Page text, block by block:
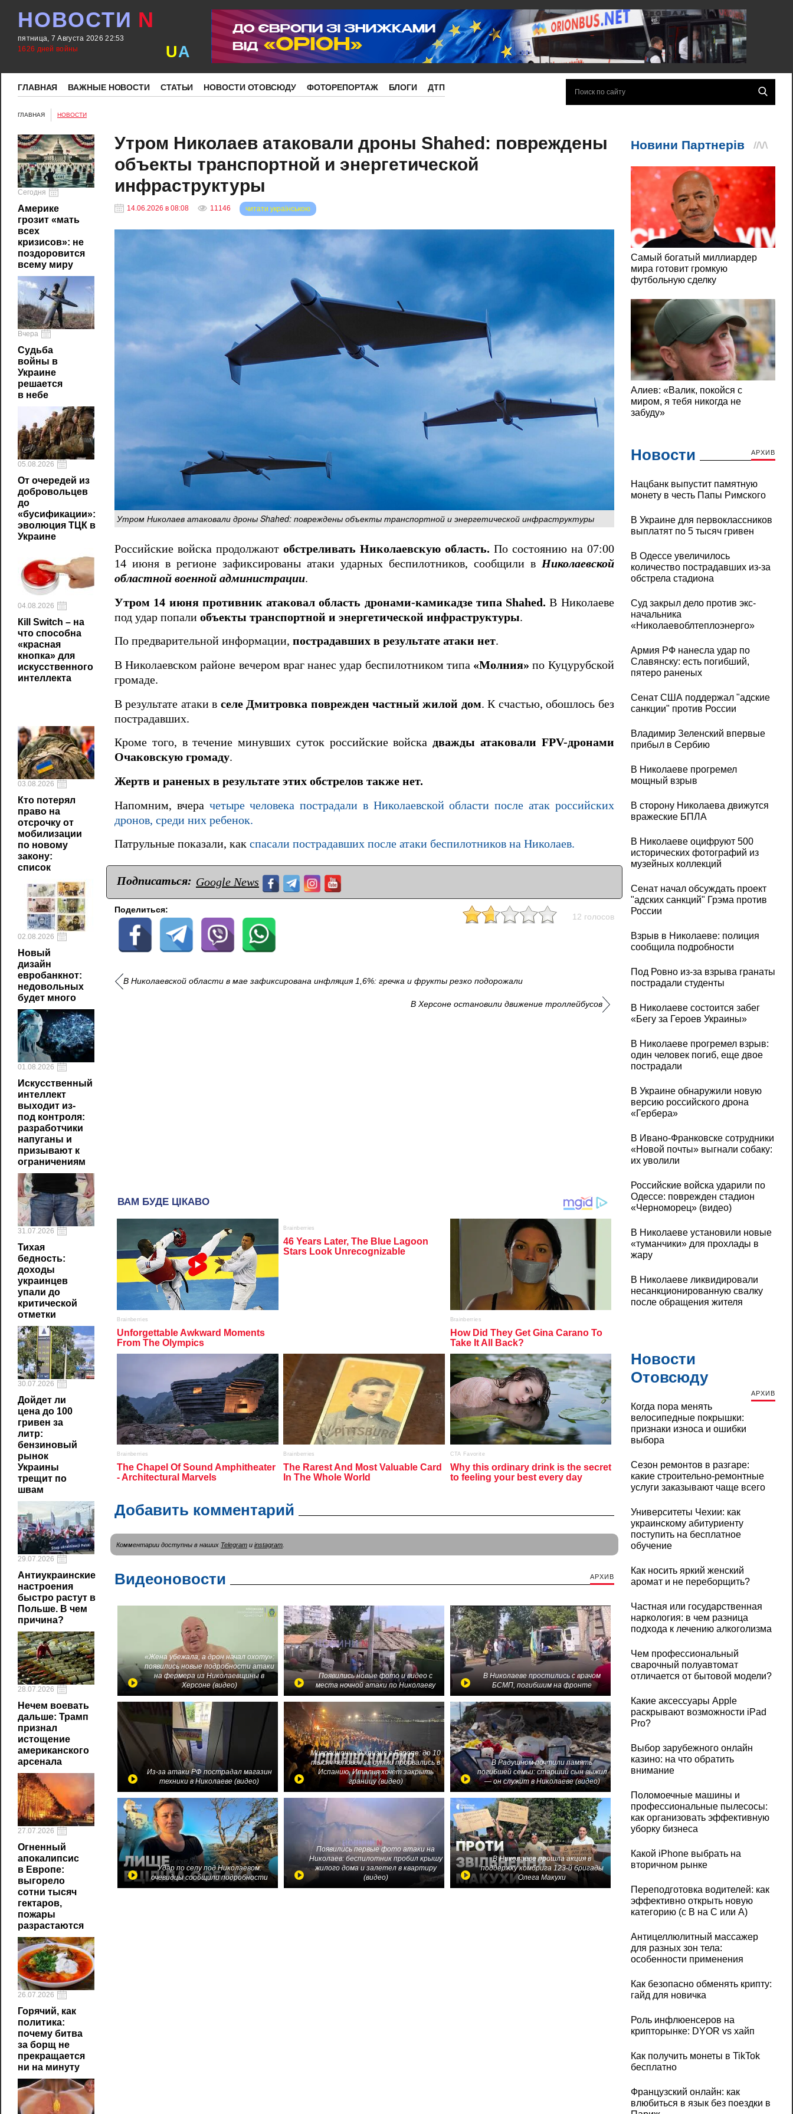
НОВОСТИ N
пятница, 7 Августа 2026 22:53
1626 дней войны
UA
ГЛАВНАЯ ВАЖНЫЕ НОВОСТИ СТАТЬИ НОВОСТИ ОТОВСЮДУ ФОТОРЕПОРТАЖ БЛОГИ ДТП
ГЛАВНАЯ НОВОСТИ
Сегодня
Америке
грозит «мать
всех
кризисов»: не
поздоровится
всему миру
Вчера
Судьба
войны в
Украине
решается
в небе
05.08.2026
От очередей из
добровольцев
до
«бусификации»:
эволюция ТЦК в
Украине
04.08.2026
Кill Switch – на
что способна
«красная
кнопка» для
искусственного
интеллекта
03.08.2026
Кто потерял
право на
отсрочку от
мобилизации
по новому
закону:
список
02.08.2026
Новый
дизайн
евробанкнот:
недовольных
будет много
01.08.2026
Искусственный
интеллект
выходит из-
под контроля:
разработчики
напуганы и
призывают к
ограничениям
31.07.2026
Тихая
бедность:
доходы
украинцев
упали до
критической
отметки
30.07.2026
Дойдет ли
цена до 100
гривен за
литр:
бензиновый
рынок
Украины
трещит по
швам
29.07.2026
Антиукраинские
настроения
быстро растут в
Польше. В чем
причина?
28.07.2026
Нечем воевать
дальше: Трамп
признал
истощение
американского
арсенала
27.07.2026
Огненный
апокалипсис
в Европе:
выгорело
сотни тысяч
гектаров,
пожары
разрастаются
26.07.2026
Горячий, как
политика:
почему битва
за борщ не
прекращается
ни на минуту
Утром Николаев атаковали дроны Shahed: повреждены
объекты транспортной и энергетической
инфраструктуры
14.06.2026 в 08:08 11146 читати українською
Утром Николаев атаковали дроны Shahed: повреждены объекты транспортной и энергетической инфраструктуры
Российские войска продолжают обстреливать Николаевскую область. По состоянию на 07:00
14 июня в регионе зафиксированы атаки ударных беспилотников, сообщили в Николаевской
областной военной администрации.
Утром 14 июня противник атаковал область дронами-камикадзе типа Shahed. В Николаеве
под удар попали объекты транспортной и энергетической инфраструктуры.
По предварительной информации, пострадавших в результате атаки нет.
В Николаевском районе вечером враг нанес удар беспилотником типа «Молния» по Куцурубской
громаде.
В результате атаки в селе Дмитровка поврежден частный жилой дом. К счастью, обошлось без
пострадавших.
Кроме того, в течение минувших суток российские войскадважды атаковали FPV-дронами
Очаковскую громаду.
Жертв и раненых в результате этих обстрелов также нет.
Напомним, вчера четыре человека пострадали в Николаевской области после атак российских
дронов, среди них ребенок.
Патрульные показали, как спасали пострадавших после атаки беспилотников на Николаев.
Подписаться: Google News
Поделиться:
12 голосов
В Николаевской области в мае зафиксирована инфляция 1,6%: гречка и фрукты резко подорожали
В Херсоне остановили движение троллейбусов
Добавить комментарий
Комментарии доступны в наших Telegram и instagram
Видеоновости АРХИВ
«Жена убежала, а дрон начал охоту»:
появились новые подробности атаки
на фермера из Николаевщины в
Херсоне (видео)
Появились новые фото и видео с
места ночной атаки по Николаеву
В Николаеве простились с врачом
БСМП, погибшим на фронте
Из-за атаки РФ пострадал магазин
техники в Николаеве (видео)
Миграционный кризис в Европе: до 10
тысяч человек за сутки прорвались в
Испанию, Италия хочет закрыть
границу (видео)
В Радушном почтили память
погибшей семьи: старший сын выжил
— он служит в Николаеве (видео)
Удар по селу под Николаевом:
очевидцы сообщили подробности
Появились первые фото атаки на
Николаев: беспилотник пробил крышу
жилого дома и залетел в квартиру
(видео)
В Николаеве прошла акция в
поддержку комбрига 123-й бригады
Олега Макухи
Новости АРХИВ
Нацбанк выпустит памятную
монету в честь Папы Римского
В Украине для первоклассников
выплатят по 5 тысяч гривен
В Одессе увеличилось
количество пострадавших из-за
обстрела стадиона
Суд закрыл дело против экс-
начальника
«Николаевоблтеплоэнерго»
Армия РФ нанесла удар по
Славянску: есть погибший,
пятеро раненых
Сенат США поддержал "адские
санкции" против России
Владимир Зеленский впервые
прибыл в Сербию
В Николаеве прогремел
мощный взрыв
В сторону Николаева движутся
вражеские БПЛА
В Николаеве оцифруют 500
исторических фотографий из
музейных коллекций
Сенат начал обсуждать проект
"адских санкций" Грэма против
России
Взрыв в Николаеве: полиция
сообщила подробности
Под Ровно из-за взрыва гранаты
пострадали студенты
В Николаеве состоится забег
«Бегу за Героев Украины»
В Николаеве прогремел взрыв:
один человек погиб, еще двое
пострадали
В Украине обнаружили новую
версию российского дрона
«Гербера»
В Ивано-Франковске сотрудники
«Новой почты» выгнали собаку:
их уволили
Российские войска ударили по
Одессе: поврежден стадион
«Черноморец» (видео)
В Николаеве установили новые
«туманчики» для прохлады в
жару
В Николаеве ликвидировали
несанкционированную свалку
после обращения жителя
Новости
Отовсюду
АРХИВ
Когда пора менять
велосипедные покрышки:
признаки износа и ошибки
выбора
Сезон ремонтов в разгаре:
какие строительно-ремонтные
услуги заказывают чаще всего
Университеты Чехии: как
украинскому абитуриенту
поступить на бесплатное
обучение
Как носить яркий женский
аромат и не переборщить?
Частная или государственная
наркология: в чем разница
подхода к лечению алкоголизма
Чем профессиональный
сварочный полуавтомат
отличается от бытовой модели?
Какие аксессуары Apple
раскрывают возможности iPad
Pro?
Выбор зарубежного онлайн
казино: на что обратить
внимание
Поломоечные машины и
профессиональные пылесосы:
как организовать эффективную
уборку бизнеса
Какой iPhone выбрать на
вторичном рынке
Переподготовка водителей: как
эффективно открыть новую
категорию (с B на C или А)
Антицеллюлитный массажер
для разных зон тела:
особенности применения
Как безопасно обменять крипту:
гайд для новичка
Роль инфлюенсеров на
крипторынке: DYOR vs хайп
Как получить монеты в TikTok
бесплатно
Французский онлайн: как
влюбиться в язык без поездки в